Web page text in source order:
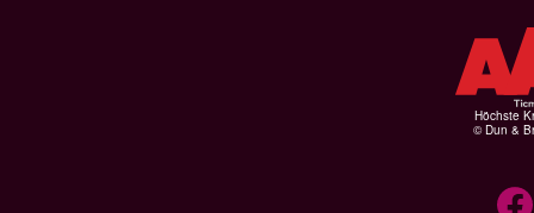
Höchste
© Dun &